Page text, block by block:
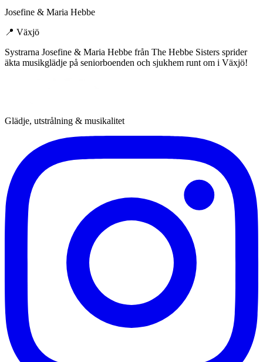
Josefine & Maria Hebbe
📍 Växjö
Systrarna Josefine & Maria Hebbe från The Hebbe Sisters sprider
äkta musikglädje på seniorboenden och sjukhem runt om i Växjö!
Glädje, utstrålning & musikalitet